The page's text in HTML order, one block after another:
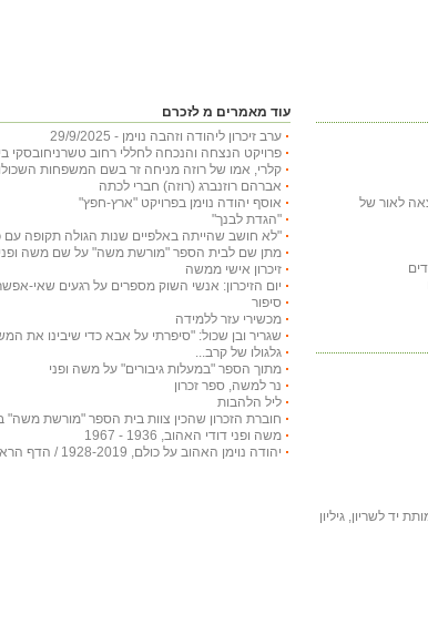
לאור של
יד לשריון, גיליון
עוד מאמרים מ לזכרם
ערב זיכרון ליהודה וזהבה נוימן - 29/9/2025
פרויקט הנצחה והנכחה לחללי רחוב טשרניחובסקי
קלרי, אמו של רוזה מניחה זר בשם המשפחות השכולות,
אברהם רוזנברג (רוזה) חברי לכתה
אוסף יהודה נוימן בפרויקט "ארץ-חפץ"
"הגדת לבנך"
"לא חושב שהייתה באלפיים שנות הגולה תקופה עם
מתן שם לבית הספר "מורשת משה" על שם משה
זיכרון אישי ממשה
יום הזיכרון: אנשי השוק מספרים על רגעים שאי-
סיפור
מכשירי עזר ללמידה
שגריר ובן שכול: "סיפרתי על אבא כדי שיבינו את
גלגולו של קרב...
מתוך הספר "במעלות גיבורים" על משה ופני
נר למשה, ספר זכרון
ליל הלהבות
חוברת הזכרון שהכין צוות בית הספר "מורשת
משה ופני דודי האהוב, 1936 - 1967
יהודה נוימן האהוב על כולם, 1928-2019 / הדף הראשי